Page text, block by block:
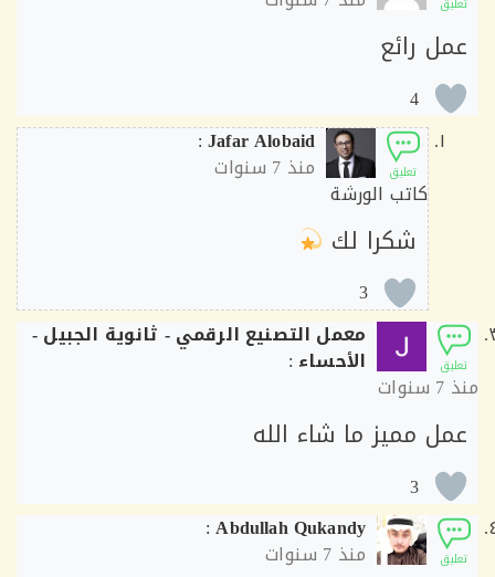
رائع
4
Jafar Alobaid
:
منذ7 سنوات
كاتب الورشة
شكرا لك
3
معمل التصنيع الرقمي - ثانوية الجبيل -
الأحساء:
مميز ما شاء الله
3
Abdullah Qukandy
:
منذ7 سنوات